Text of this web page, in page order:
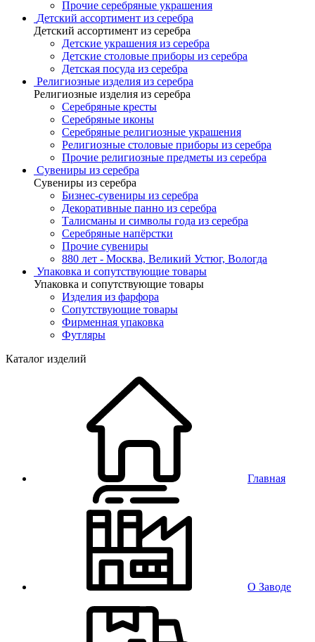
Прочие серебряные украшения
Детский ассортимент из серебра
Детский ассортимент из серебра
Детские украшения из серебра
Детские столовые приборы из серебра
Детская посуда из серебра
Религиозные изделия из серебра
Религиозные изделия из серебра
Серебряные кресты
Серебряные иконы
Серебряные религиозные украшения
Религиозные столовые приборы из серебра
Прочие религиозные предметы из серебра
Сувениры из серебра
Сувениры из серебра
Бизнес-сувениры из серебра
Декоративные панно из серебра
Талисманы и символы года из серебра
Серебряные напёрстки
Прочие сувениры
880 лет - Москва, Великий Устюг, Вологда
Упаковка и сопутствующие товары
Упаковка и сопутствующие товары
Изделия из фарфора
Сопутствующие товары
Фирменная упаковка
Футляры
Каталог изделий
Главная
О Заводе